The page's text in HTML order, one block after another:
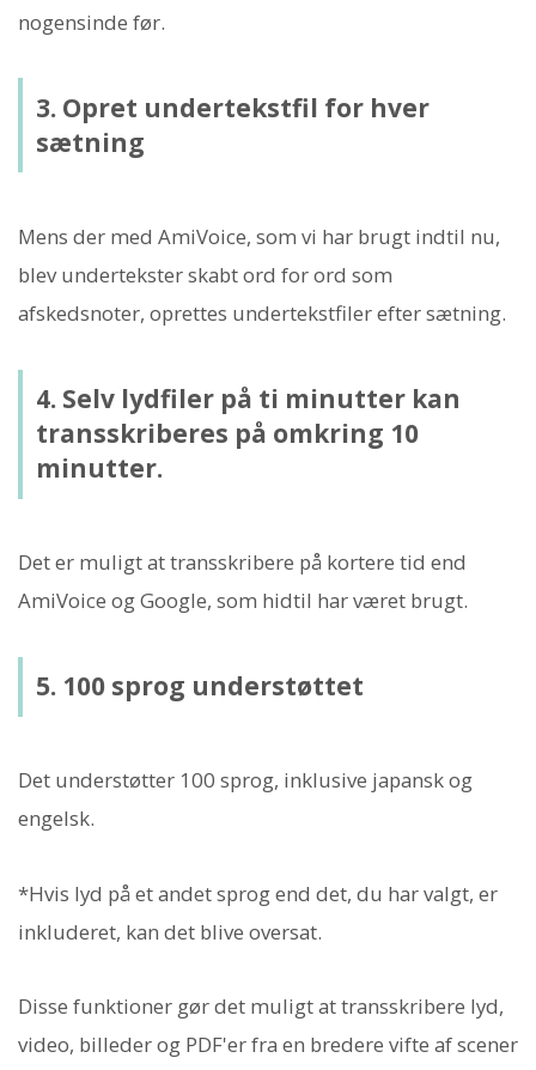
nogensinde før.
3. Opret undertekstfil for hver
sætning
Mens der med AmiVoice, som vi har brugt indtil nu,
blev undertekster skabt ord for ord som
afskedsnoter, oprettes undertekstfiler efter sætning.
4. Selv lydfiler på ti minutter kan
transskriberes på omkring 10
minutter.
Det er muligt at transskribere på kortere tid end
AmiVoice og Google, som hidtil har været brugt.
5. 100 sprog understøttet
Det understøtter 100 sprog, inklusive japansk og
engelsk.
*Hvis lyd på et andet sprog end det, du har valgt, er
inkluderet, kan det blive oversat.
Disse funktioner gør det muligt at transskribere lyd,
video, billeder og PDF'er fra en bredere vifte af scener